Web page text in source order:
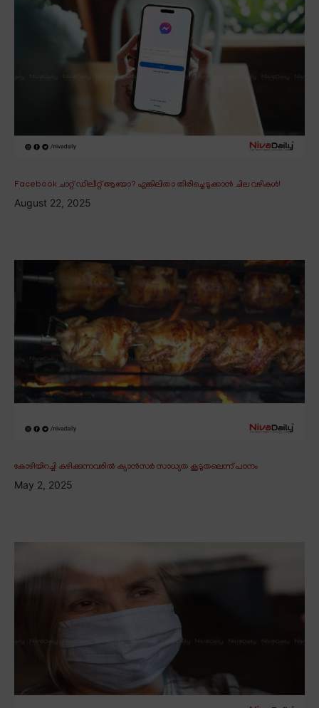
Facebook ചാറ്റ് ഡിലീറ്റ് ആയോ? എങ്കിലിതാ തിരിച്ചെടുക്കാൻ ചില വഴികൾ!
August 22, 2025
കോഴിയിറച്ചി കഴിക്കുന്നവരിൽ ക്യാൻസർ സാധ്യത കൂടുതലെന്ന് പഠനം
May 2, 2025